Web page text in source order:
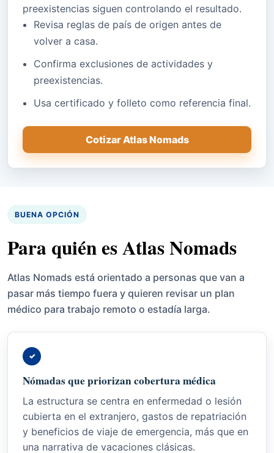
preexistencias siguen controlando el resultado.
Revisa reglas de país de origen antes de
volver a casa.
Confirma exclusiones de actividades y
preexistencias.
Usa certificado y folleto como referencia final.
Cotizar Atlas Nomads
BUENA OPCIÓN
Para quién es Atlas Nomads
Atlas Nomads está orientado a personas que van a
pasar más tiempo fuera y quieren revisar un plan
médico para trabajo remoto o estadía larga.
✓
Nómadas que priorizan cobertura médica
La estructura se centra en enfermedad o lesión
cubierta en el extranjero, gastos de repatriación
y beneficios de viaje de emergencia, más que en
una narrativa de vacaciones clásicas.